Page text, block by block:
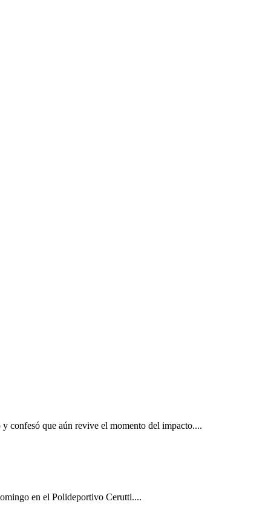
confesó que aún revive el momento del impacto....
en el Polideportivo Cerutti....